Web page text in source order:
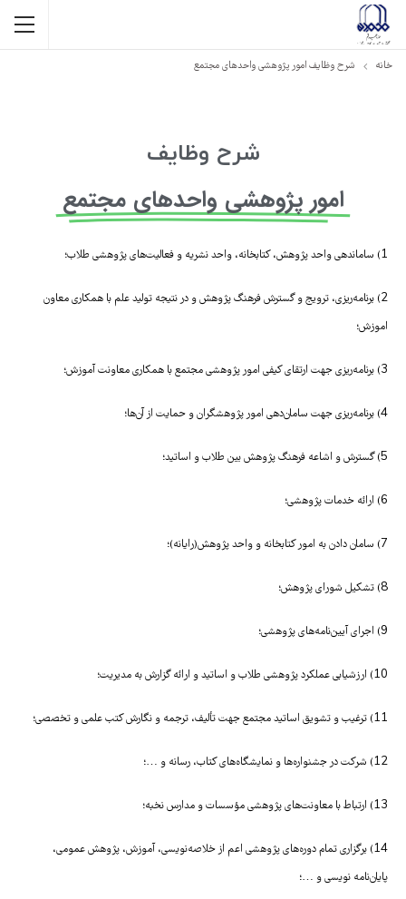
خانه شرح وظایف امور پژوهشی واحدهای مجتمع
شرح وظایف
امور پژوهشی واحدهای مجتمع
1) ساماندهی واحد پژوهش، کتابخانه، واحد نشریه و فعالیت‌های پژوهشی طلاب؛
2) برنامه‌ریزی، ترویج و گسترش فرهنگ پژوهش و در نتیجه تولید علم با همکاری معاون
اموزش؛
3) برنامه‌ریزی جهت ارتقای کیفی امور پژوهشی مجتمع با همکاری معاونت آموزش؛
4) برنامه‌ریزی جهت سامان‌دهی امور پژوهشگران و حمایت از آن‌ها؛
5) گسترش و اشاعه فرهنگ پژوهش بین طلاب و اساتید؛
6) ارائه خدمات ‌پژوهشی؛
7) سامان‌ دادن به امور کتابخانه و واحد پژوهش(رایانه)؛
8) تشکیل شورای پژوهش؛
9) اجرای آیین‌نامه‌های پژوهشی؛
10) ارزشیابی عملکرد پژوهشی طلاب و اساتید و ارائه گزارش به مدیریت؛
11) ترغیب و تشویق اساتید مجتمع جهت تألیف، ترجمه و نگارش کتب علمی و تخصصی؛
12) شرکت در جشنواره‌ها و نمایشگاه‌های کتاب، رسانه و …؛
13) ارتباط با معاونت‌های پژوهشی مؤسسات و مدارس نخبه؛
14) برگزاری تمام دوره‌های پژوهشی اعم از خلاصه‌نویسی، آموزش، پژوهش عمومی،
پایان‌نامه نویسی و …؛